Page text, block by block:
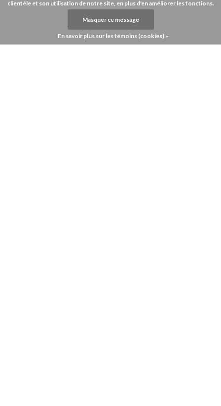
clientèle et son utilisation de notre site, en plus d'en améliorer les fonctions.
Masquer ce message
En savoir plus sur les témoins (cookies) »